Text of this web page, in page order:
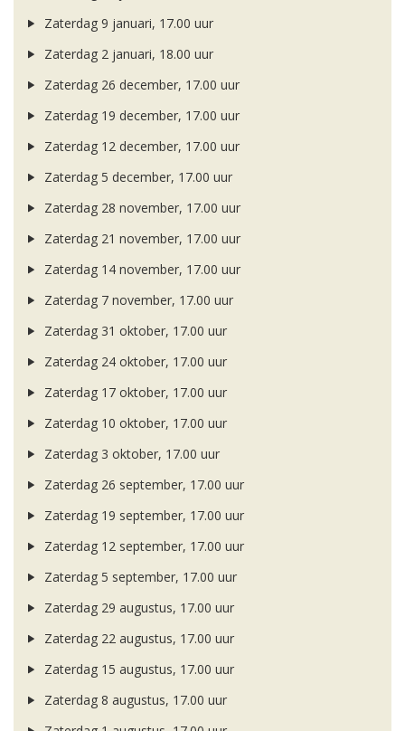
Zaterdag 9 januari, 17.00 uur
Zaterdag 2 januari, 18.00 uur
Zaterdag 26 december, 17.00 uur
Zaterdag 19 december, 17.00 uur
Zaterdag 12 december, 17.00 uur
Zaterdag 5 december, 17.00 uur
Zaterdag 28 november, 17.00 uur
Zaterdag 21 november, 17.00 uur
Zaterdag 14 november, 17.00 uur
Zaterdag 7 november, 17.00 uur
Zaterdag 31 oktober, 17.00 uur
Zaterdag 24 oktober, 17.00 uur
Zaterdag 17 oktober, 17.00 uur
Zaterdag 10 oktober, 17.00 uur
Zaterdag 3 oktober, 17.00 uur
Zaterdag 26 september, 17.00 uur
Zaterdag 19 september, 17.00 uur
Zaterdag 12 september, 17.00 uur
Zaterdag 5 september, 17.00 uur
Zaterdag 29 augustus, 17.00 uur
Zaterdag 22 augustus, 17.00 uur
Zaterdag 15 augustus, 17.00 uur
Zaterdag 8 augustus, 17.00 uur